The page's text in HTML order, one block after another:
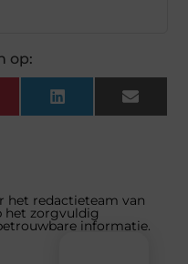
op:
LinkedInEmail
het redactieteam van
het zorgvuldig
informatie.